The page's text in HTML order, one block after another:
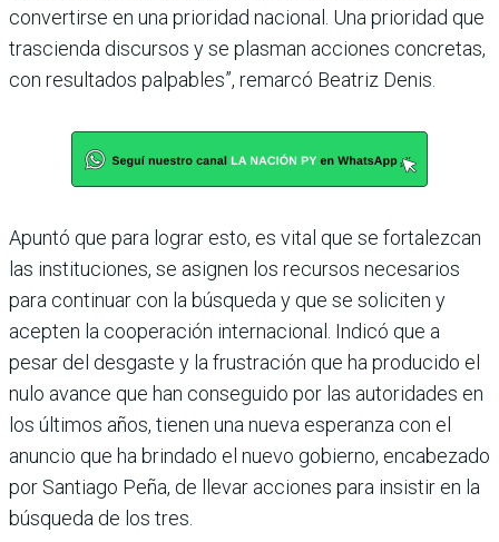
convertirse en una prioridad nacional. Una prioridad que
trascienda dis­cursos y se plasman acciones concretas,
con resultados palpables”, remarcó Beatriz Denis.
Apuntó que para lograr esto, es vital que se fortalezcan
las instituciones, se asignen los recursos necesarios
para continuar con la búsqueda y que se soliciten y
acepten la cooperación internacio­nal. Indicó que a
pesar del des­gaste y la frustración que ha producido el
nulo avance que han conseguido por las autori­dades en
los últimos años, tie­nen una nueva esperanza con el
anuncio que ha brindado el nuevo gobierno, encabezado
por Santiago Peña, de llevar acciones para insistir en la
búsqueda de los tres.